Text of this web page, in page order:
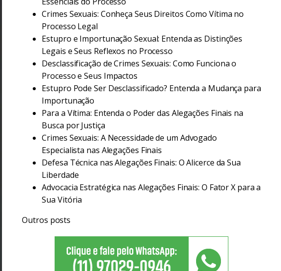
Crimes Sexuais: Conheça Seus Direitos Como Vítima no
Processo Legal
Estupro e Importunação Sexual: Entenda as Distinções
Legais e Seus Reflexos no Processo
Desclassificação de Crimes Sexuais: Como Funciona o
Processo e Seus Impactos
Estupro Pode Ser Desclassificado? Entenda a Mudança para
Importunação
Para a Vítima: Entenda o Poder das Alegações Finais na
Busca por Justiça
Crimes Sexuais: A Necessidade de um Advogado
Especialista nas Alegações Finais
Defesa Técnica nas Alegações Finais: O Alicerce da Sua
Liberdade
Advocacia Estratégica nas Alegações Finais: O Fator X para a
Sua Vitória
Outros posts